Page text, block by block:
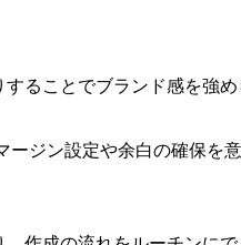
ることでブランド感を強
ジン設定や余白の確保を